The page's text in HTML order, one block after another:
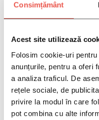
Consimțământ
Acest site utilizează
Folosim cookie-uri
anunțurile, pentru a oferi
a analiza traficul. De
rețele sociale, de
privire la modul în care
pot combina cu alte
FILL IN YOUR